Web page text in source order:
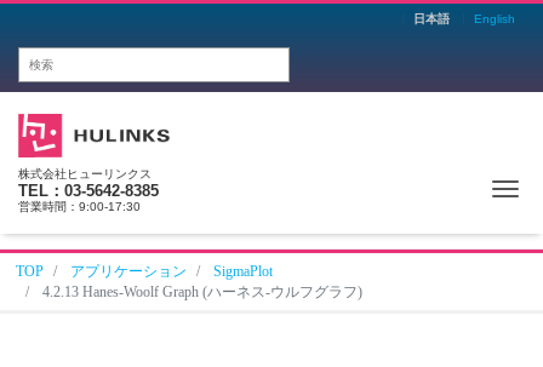
日本語 English
株式会社ヒューリンクス
TEL：03-5642-8385
営業時間：9:00-17:30
TOP アプリケーション
SigmaPlot
4.2.13 Hanes-Woolf Graph (ハーネス-ウルフグラフ)